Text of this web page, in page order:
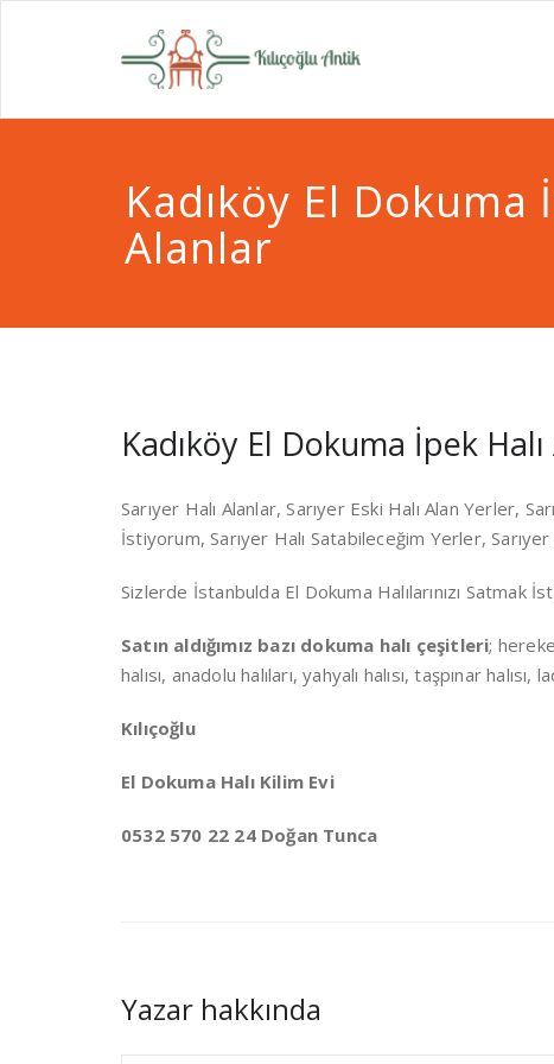
Eski
Yerler
Kadıköy El Dokuma
Alanlar
Kadıköy El Dokuma İpek
Sarıyer Halı Alanlar, Sarıyer Eski Halı Alan Yerler,
İstiyorum, Sarıyer Halı Satabileceğim Yerler,
Sizlerde İstanbulda El Dokuma Halılarınızı Satmak
Satın aldığımız bazı dokuma halı çeşitleri;
halısı, anadolu halıları, yahyalı halısı, taşpınar
Kılıçoğlu
El Dokuma Halı Kilim Evi
0532 570 22 24 Doğan Tunca
Yazar hakkında